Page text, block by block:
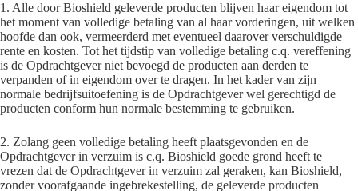
1. Alle door Bioshield geleverde producten blijven haar eigendom tot
het moment van volledige betaling van al haar vorderingen, uit welken
hoofde dan ook, vermeerderd met eventueel daarover verschuldigde
rente en kosten. Tot het tijdstip van volledige betaling c.q. vereffening
is de Opdrachtgever niet bevoegd de producten aan derden te
verpanden of in eigendom over te dragen. In het kader van zijn
normale bedrijfsuitoefening is de Opdrachtgever wel gerechtigd de
producten conform hun normale bestemming te gebruiken.
2. Zolang geen volledige betaling heeft plaatsgevonden en de
Opdrachtgever in verzuim is c.q. Bioshield goede grond heeft te
vrezen dat de Opdrachtgever in verzuim zal geraken, kan Bioshield,
zonder voorafgaande ingebrekestelling, de geleverde producten